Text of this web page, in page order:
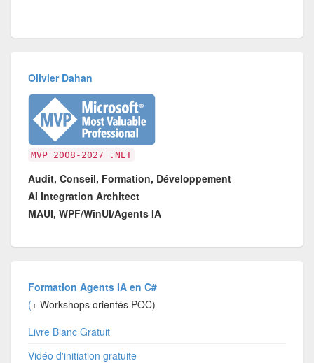
Olivier Dahan
MVP 2008-2027 .NET
Audit, Conseil, Formation, Développement
AI Integration Architect
MAUI, WPF/WinUI/Agents IA
Formation Agents IA en C#
(+ Workshops orientés POC)
Livre Blanc Gratuit
Vidéo d'initiation gratuite